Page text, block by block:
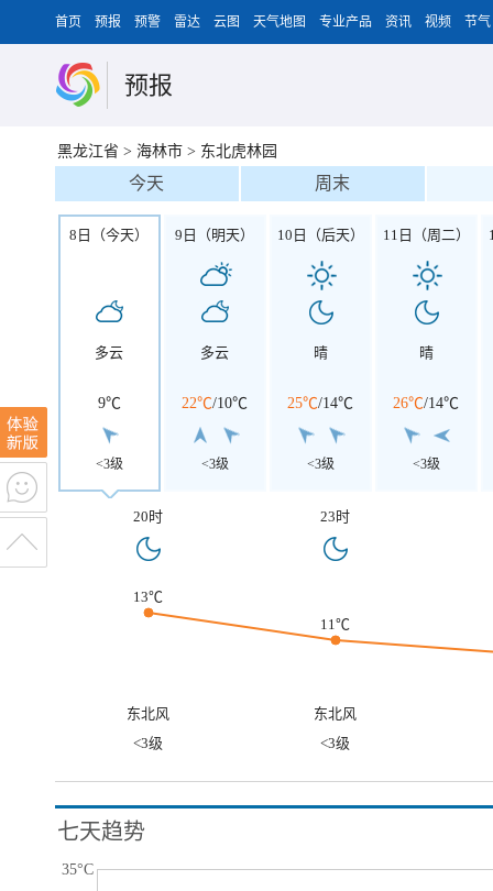
首页 预报 预警 雷达 云图 天气地图 专业产品 资讯 视频 节气
预报
黑龙江省 > 海林市 > 东北虎林园
今天 周末
8日（今天）
多云
9℃
<3级
9日（明天）
多云
22℃/10℃
<3级
10日（后天）
晴
25℃/14℃
<3级
11日（周二）
晴
26℃/14℃
<3级
20时 23时
13℃
11℃
东北风
东北风
<3级
<3级
七天趋势
35°C